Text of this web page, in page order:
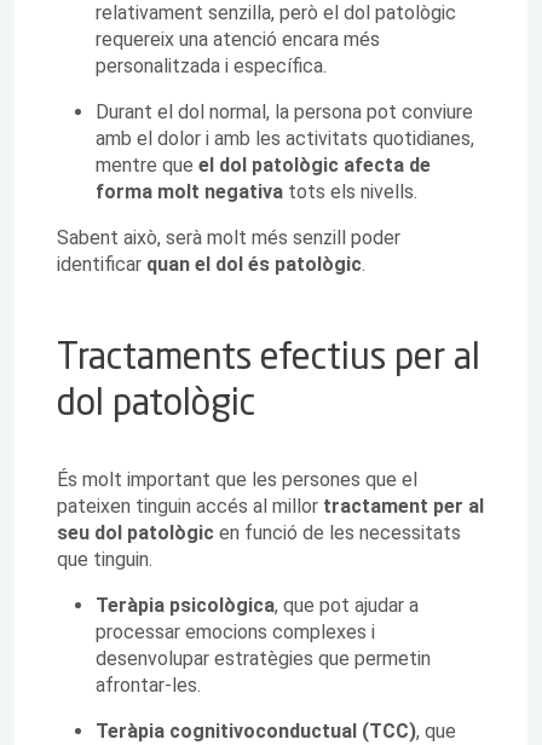
relativament senzilla, però el dol patològic
requereix una atenció encara més
personalitzada i específica.
Durant el dol normal, la persona pot conviure
amb el dolor i amb les activitats quotidianes,
mentre queel dol patològic afecta de
forma molt negativa tots els nivells.
Sabent això, serà molt més senzill poder
identificar quan el dol és patològic.
Tractaments efectius per al
dol patològic
És molt important que les persones que el
pateixen tinguin accés al millor tractament per al
seu dol patològic en funció de les necessitats
que tinguin.
Teràpia psicològica, que pot ajudar a
processar emocions complexes i
desenvolupar estratègies que permetin
afrontar-les.
Teràpia cognitivoconductual (TCC), que